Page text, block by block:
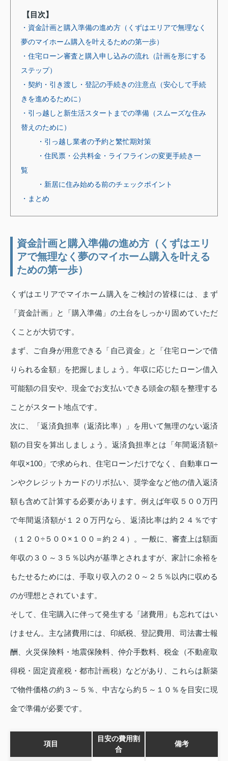
【目次】
・資金計画と購入準備の進め方（くずはエリアで無理なく
夢のマイホーム購入を叶えるための第一歩）
・住宅ローン審査と購入申し込みの流れ（計画を形にする
ステップ）
・契約・引き渡し・登記の手続きの注意点（安心して手続
きを進めるために）
・引っ越しと新生活スタートまでの準備（スムーズな住み
替えのために）
・引っ越し業者の予約と繁忙期対策
・住民票・公共料金・ライフラインの変更手続き一
覧
・新居に住み始める前のチェックポイント
・まとめ
資金計画と購入準備の進め方（くずはエリ
アで無理なく夢のマイホーム購入を叶える
ための第一歩）
くずはエリアでマイホーム購入をご検討の皆様には、まず
「資金計画」と「購入準備」の土台をしっかり固めていただ
くことが大切です。
まず、ご自身が用意できる「自己資金」と「住宅ローンで借
りられる金額」を把握しましょう。年収に応じたローン借入
可能額の目安や、現金でお支払いできる頭金の額を整理する
ことがスタート地点です。
次に、「返済負担率（返済比率）」を用いて無理のない返済
額の目安を算出しましょう。返済負担率とは「年間返済額÷
年収×100」で求められ、住宅ローンだけでなく、自動車ロー
ンやクレジットカードのリボ払い、奨学金など他の借入返済
額も含めて計算する必要があります。例えば年収５００万円
で年間返済額が１２０万円なら、返済比率は約２４％です
（１２０÷５００×１００＝約２４）。一般に、審査上は額面
年収の３０～３５％以内が基準とされますが、家計に余裕を
もたせるためには、手取り収入の２０～２５％以内に収める
のが理想とされています。
そして、住宅購入に伴って発生する「諸費用」も忘れてはい
けません。主な諸費用には、印紙税、登記費用、司法書士報
酬、火災保険料・地震保険料、仲介手数料、税金（不動産取
得税・固定資産税・都市計画税）などがあり、これらは新築
で物件価格の約３～５％、中古なら約５～１０％を目安に現
金で準備が必要です。
項目
目安の費用割
合
備考